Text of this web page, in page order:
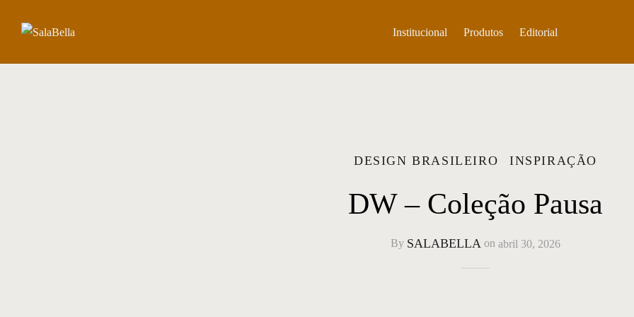
Institucional Produtos Editorial
DESIGN BRASILEIRO INSPIRAÇÃO
DW – Coleção Pausa
By SALABELLA on abril 30, 2026